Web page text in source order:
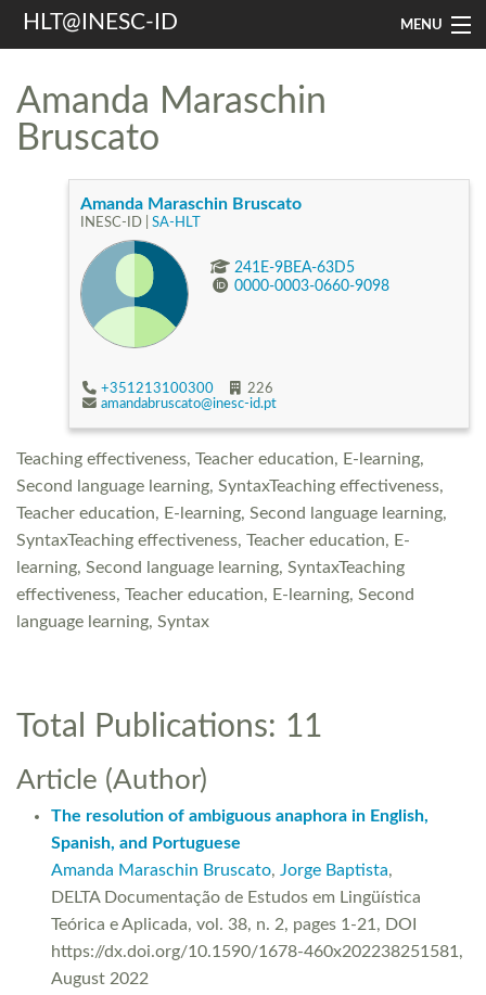
HLT@INESC-ID MENU
People
Resources
Events & Media
Amanda Maraschin
Bruscato
Amanda Maraschin Bruscato
INESC-ID | SA-HLT
241E-9BEA-63D5
0000-0003-0660-9098
+351213100300
226
amandabruscato@inesc-id.pt
Teaching effectiveness, Teacher education, E-learning,
Second language learning, SyntaxTeaching effectiveness,
Teacher education, E-learning, Second language learning,
SyntaxTeaching effectiveness, Teacher education, E-
learning, Second language learning, SyntaxTeaching
effectiveness, Teacher education, E-learning, Second
language learning, Syntax
Total Publications: 11
Article (Author)
The resolution of ambiguous anaphora in English,
Spanish, and Portuguese
Amanda Maraschin Bruscato, Jorge Baptista,
DELTA Documentação de Estudos em Lingüística
Teórica e Aplicada, vol. 38, n. 2, pages 1-21, DOI
https://dx.doi.org/10.1590/1678-460x202238251581,
August 2022